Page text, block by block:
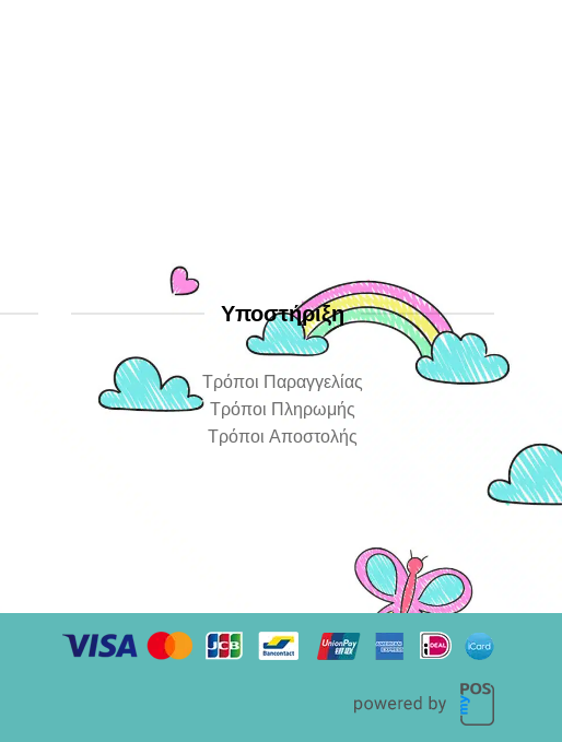
Υποστήριξη
Τρόποι Παραγγελίας
Τρόποι Πληρωμής
Τρόποι Αποστολής